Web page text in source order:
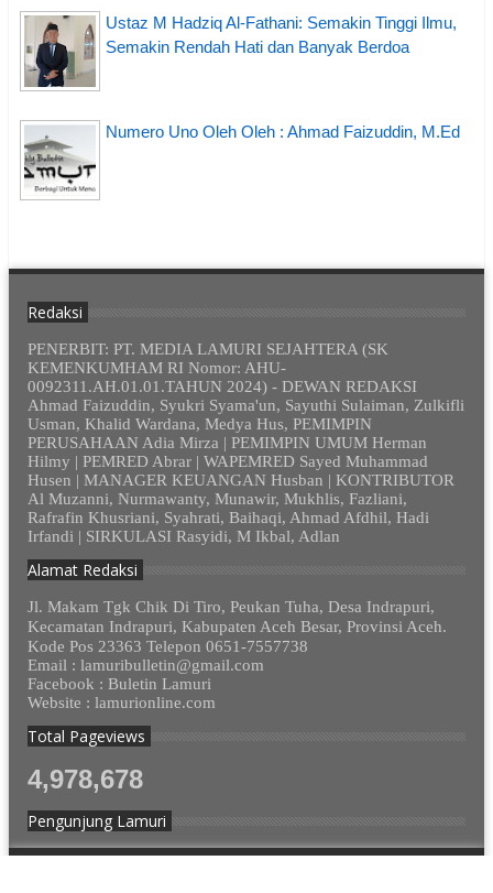
Ustaz M Hadziq Al-Fathani: Semakin Tinggi Ilmu,
Semakin Rendah Hati dan Banyak Berdoa
Numero Uno Oleh Oleh : Ahmad Faizuddin, M.Ed
Redaksi
PENERBIT: PT. MEDIA LAMURI SEJAHTERA (SK
KEMENKUMHAM RI Nomor: AHU-
0092311.AH.01.01.TAHUN 2024) - DEWAN REDAKSI
Ahmad Faizuddin, Syukri Syama'un, Sayuthi Sulaiman, Zulkifli
Usman, Khalid Wardana, Medya Hus, PEMIMPIN
PERUSAHAAN Adia Mirza | PEMIMPIN UMUM Herman
Hilmy | PEMRED Abrar | WAPEMRED Sayed Muhammad
Husen | MANAGER KEUANGAN Husban | KONTRIBUTOR
Al Muzanni, Nurmawanty, Munawir, Mukhlis, Fazliani,
Rafrafin Khusriani, Syahrati, Baihaqi, Ahmad Afdhil, Hadi
Irfandi | SIRKULASI Rasyidi, M Ikbal, Adlan
Alamat Redaksi
Jl. Makam Tgk Chik Di Tiro, Peukan Tuha, Desa Indrapuri,
Kecamatan Indrapuri, Kabupaten Aceh Besar, Provinsi Aceh.
Kode Pos 23363 Telepon 0651-7557738
Email : lamuribulletin@gmail.com
Facebook : Buletin Lamuri
Website : lamurionline.com
Total Pageviews
4,978,678
Pengunjung Lamuri